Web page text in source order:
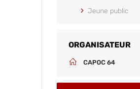
Jeune public
ORGANISATEUR
CAPOC 64